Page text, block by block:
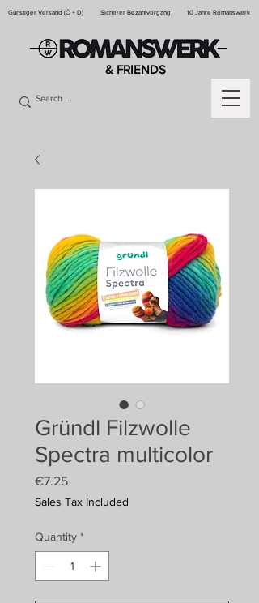
Günstiger Versand (Ö + D) Sicherer Bezahlvorgang 10 Jahre Romanswerk
& FRIENDS
Gründl Filzwolle
Spectra multicolor
€7.25Price
Sales Tax Included
Quantity *